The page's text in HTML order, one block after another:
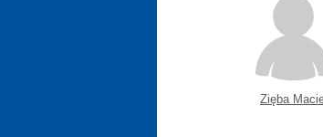
Zięba